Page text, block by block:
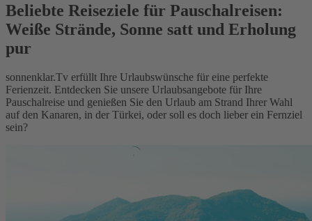
Beliebte Reiseziele für Pauschalreisen:
Weiße Strände, Sonne satt und Erholung
pur
sonnenklar.Tv erfüllt Ihre Urlaubswünsche für eine perfekte
Ferienzeit. Entdecken Sie unsere Urlaubsangebote für Ihre
Pauschalreise und genießen Sie den Urlaub am Strand Ihrer Wahl
auf den Kanaren, in der Türkei, oder soll es doch lieber ein Fernziel
sein?